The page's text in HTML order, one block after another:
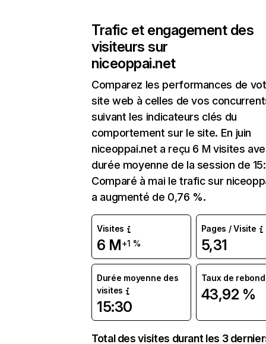
Trafic et engagement des
visiteurs sur
niceoppai.net
Comparez les performances de
site web à celles de vos
suivant les indicateurs clés du
comportement sur le site. En juin
niceoppai.net a reçu 6 M visites
durée moyenne de la session de
Comparé à mai le trafic sur
a augmenté de 0,76 %.
Visites
6 M+1 %
Pages / Visite
5,31
Durée moyenne des
visites
15:30
Taux de rebond
43,92 %
Total des visites durant les 3